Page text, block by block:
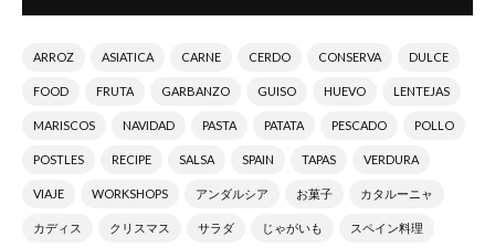
ARROZ ASIATICA CARNE CERDO CONSERVA DULCE
FOOD FRUTA GARBANZO GUISO HUEVO LENTEJAS
MARISCOS NAVIDAD PASTA PATATA PESCADO POLLO
POSTLES RECIPE SALSA SPAIN TAPAS VERDURA
VIAJE WORKSHOPS アンダルシア お菓子 カタルーニャ
カディス クリスマス サラダ じゃがいも スペイン料理